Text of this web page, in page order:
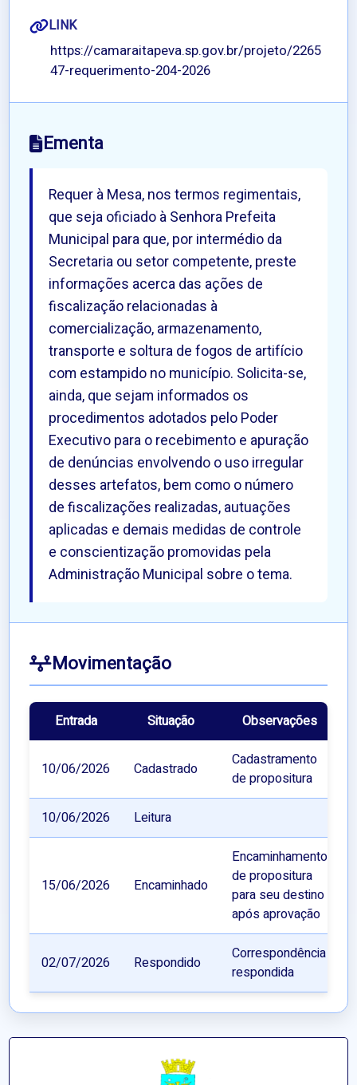
LINK
https://camaraitapeva.sp.gov.br/projeto/2265
47-requerimento-204-2026
Ementa
Requer à Mesa, nos termos regimentais,
que seja oficiado à Senhora Prefeita
Municipal para que, por intermédio da
Secretaria ou setor competente, preste
informações acerca das ações de
fiscalização relacionadas à
comercialização, armazenamento,
transporte e soltura de fogos de artifício
com estampido no município. Solicita-se,
ainda, que sejam informados os
procedimentos adotados pelo Poder
Executivo para o recebimento e apuração
de denúncias envolvendo o uso irregular
desses artefatos, bem como o número
de fiscalizações realizadas, autuações
aplicadas e demais medidas de controle
e conscientização promovidas pela
Administração Municipal sobre o tema.
Movimentação
Entrada Situação Observações
10/06/2026 Cadastrado
Cadastramento
de propositura
10/06/2026 Leitura
15/06/2026 Encaminhado
Encaminhamento
de propositura
para seu destino
após aprovação
02/07/2026 Respondido
Correspondência
respondida